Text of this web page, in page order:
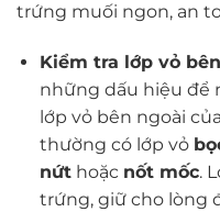
trứng muối ngon, an
Kiểm tra lớp vỏ
những dấu hiệu để
lớp vỏ bên ngoài
thường có lớp vỏ
nứthoặc nốt mốc.
trứng, giữ cho lòng